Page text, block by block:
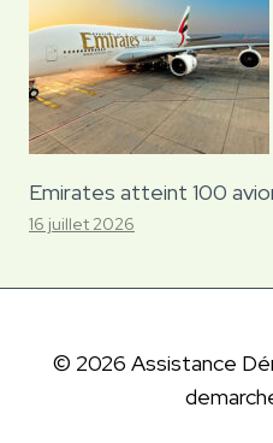
Emirates atteint 100
16 juillet 2026
© 2026 Assistance